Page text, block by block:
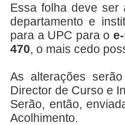
Essa folha deve ser
departamento e
para a UPC para o
470, o mais cedo
As alterações
Director de Curso e
Serão, então,
Acolhimento.